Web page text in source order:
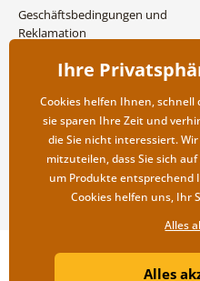
Geschäftsbedingungen und
Reklamation
Versand- und
Rücksendung der Ware
Copyright
Litvanyi.sk|
Ihre
Cookies helfen Ihnen, schnell
sie sparen Ihre Zeit und
die Sie nicht interessiert.
mitzuteilen, dass Sie sich
um Produkte entsprechend
Cookies helfen uns, Ihr
Alles
Alles